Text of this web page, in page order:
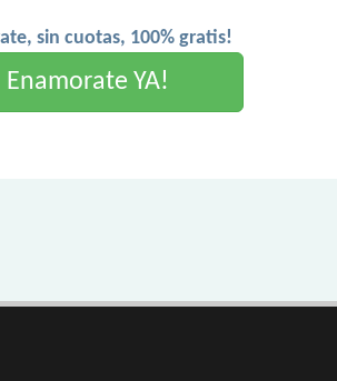
sin cuotas, 100% gratis!
Enamorate YA!